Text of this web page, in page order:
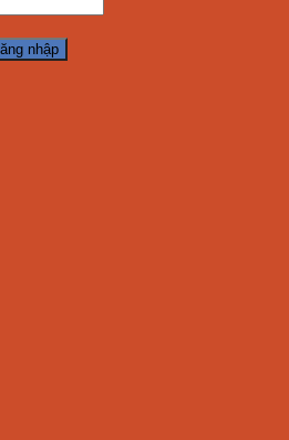
nhập